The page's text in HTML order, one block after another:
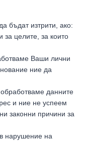
бъдат изтрити, ако:
за целите, за които
Ваши лични
ние да
данните
и ние не успеем
законни причини за
нарушение на